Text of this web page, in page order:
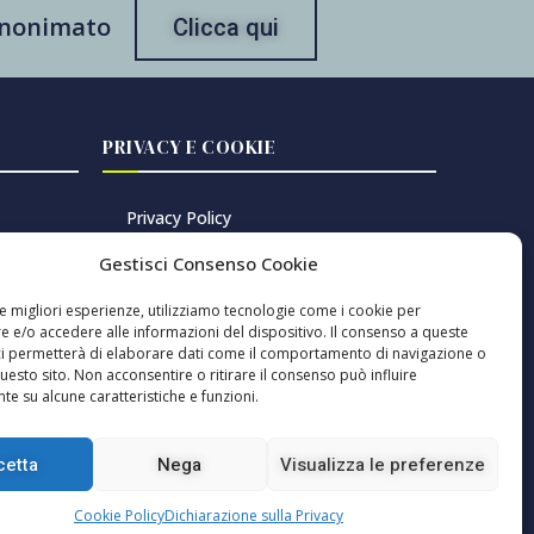
Gestisci Consenso Cookie
migliori esperienze, utilizziamo tecnologie come i cookie per
e/o accedere alle informazioni del dispositivo. Il consenso a queste
permetterà di elaborare dati come il comportamento di navigazione o
sito. Non acconsentire o ritirare il consenso può influire
su alcune caratteristiche e funzioni.
Nega Visualizza le preferenze
Cookie PolicyDichiarazione sulla Privacy
Clicca qui
PRIVACY E COOKIE
Privacy Policy
Cookie Policy
Gestisci consenso cookie
responsabile: Pablo Sole ISSN 2785-2466